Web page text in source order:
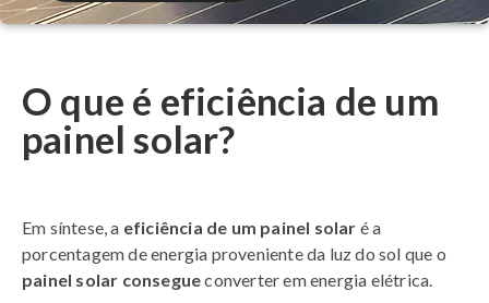
O que é eficiência de um
painel solar?
Em síntese, a eficiência de um painel solar é a
porcentagem de energia proveniente da luz do sol que o
painel solar consegueconverter em energia elétrica.